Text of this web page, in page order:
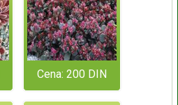
Cena: 200 DIN